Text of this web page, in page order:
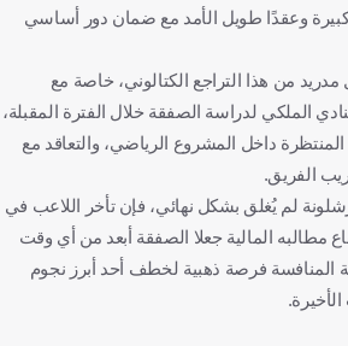
وعقدًا طويل الأمد مع ضمان دور أساسي
من هذا التراجع الكتالوني، خاصة مع
الملكي لدراسة الصفقة خلال الفترة المقبلة،
المنتظرة داخل المشروع الرياضي، والتعاقد مع
الفريق.
لم يُغلق بشكل نهائي، فإن تأخر اللاعب في
مطالبه المالية جعلا الصفقة أبعد من أي وقت
المنافسة فرصة ذهبية لخطف أحد أبرز نجوم